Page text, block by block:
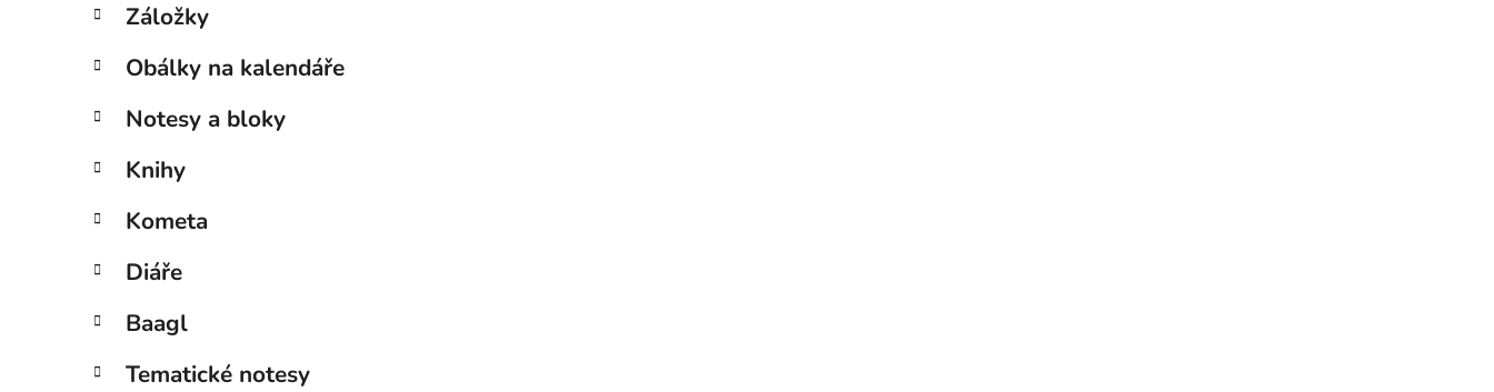
Záložky
Obálky na kalendáře
Notesy a bloky
Knihy
Kometa
Diáře
Baagl
Tematické notesy